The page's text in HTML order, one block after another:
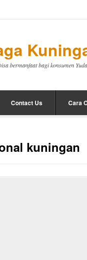
bermanfaat bagi konsumen
Contact Us Cara
kuningan